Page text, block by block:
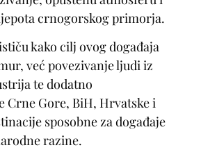
crnogorskog primorja.
kako cilj ovog događaja
već povezivanje ljudi iz
te dodatno
Crne Gore, BiH, Hrvatske i
sposobne za događaje
razine.